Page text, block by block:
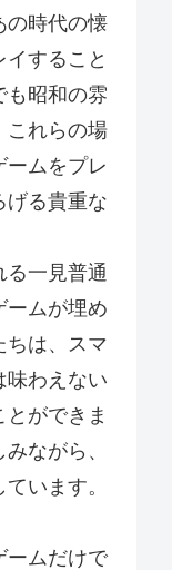
の時代の懐
すること
も昭和の雰
これらの場
ームをプレ
げる貴重な
る一見普通
ームが埋め
ちは、スマ
味わえない
ができま
ながら、
います。
ームだけで